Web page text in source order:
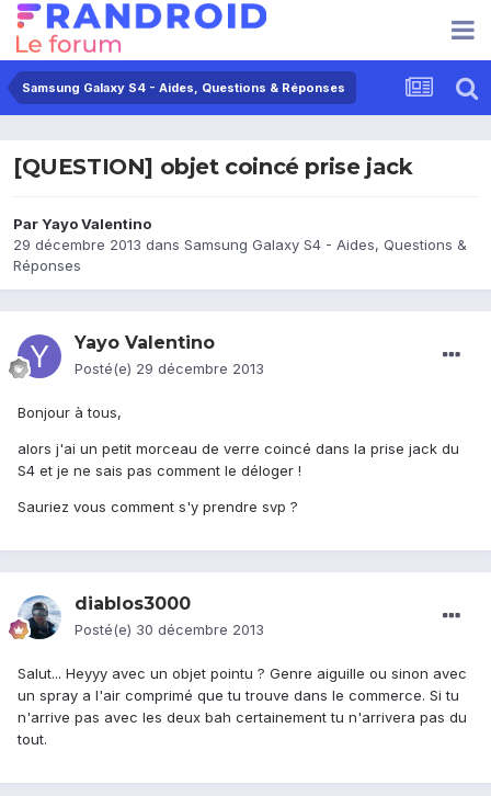
Samsung Galaxy S4 - Aides, Questions & Réponses
[QUESTION] objet coincé prise jack
ParYayo Valentino
29 décembre 2013 dans Samsung Galaxy S4 - Aides, Questions &
Réponses
Yayo Valentino
Posté(e) 29 décembre 2013
Bonjour à tous,
alors j'ai un petit morceau de verre coincé dans la prise jack du
S4 et je ne sais pas comment le déloger !
Sauriez vous comment s'y prendre svp ?
diablos3000
Posté(e) 30 décembre 2013
Salut... Heyyy avec un objet pointu ? Genre aiguille ou sinon avec
un spray a l'air comprimé que tu trouve dans le commerce. Si tu
n'arrive pas avec les deux bah certainement tu n'arrivera pas du
tout.